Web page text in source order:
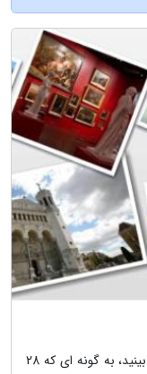
در لیون، به هر گوشه ای که نگاه کنید آب می بینید، به گونه ای که 28